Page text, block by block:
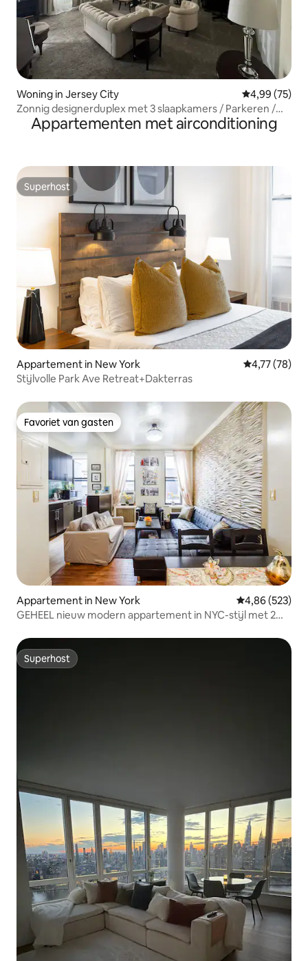
Woning in Jersey City Gemiddelde
4,99 (75)
Zonnig designerduplex met 3 slaapkamers / Parkeren /
Wereldbeker / NYC
Appartementen met airconditioning
Superhost
Superhost
Appartement in New York Gemiddelde
4,77 (78)
Stijlvolle Park Ave Retreat+Dakterras
Favoriet van gasten
Favoriet van gasten
Appartement in New York Gemiddelde
4,86 (523)
GEHEEL nieuw modern appartement in NYC-stijl met 2
Superhost
Superhost